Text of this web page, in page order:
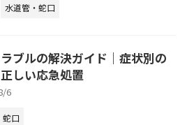
水道管・蛇口
ブルの解決ガイド｜症状別の
しい応急処置
6
蛇口